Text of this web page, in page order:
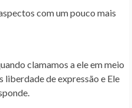
com um pouco mais
clamamos a ele em meio
de expressão e Ele